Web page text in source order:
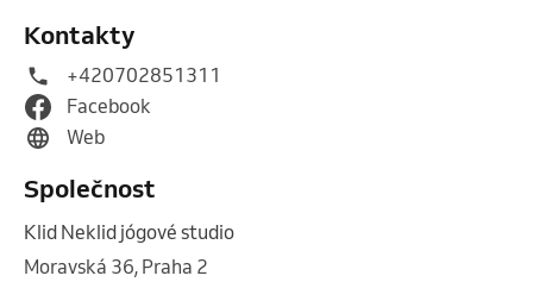
Kontakty
+420702851311
Facebook
Web
Společnost
Klid Neklid jógové studio
Moravská 36, Praha 2